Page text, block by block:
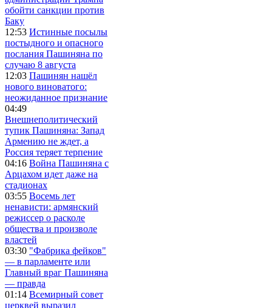
обойти санкции против
Баку
12:53 Истинные посылы
постыдного и опасного
послания Пашиняна по
случаю 8 августа
12:03 Пашинян нашёл
нового виноватого:
неожиданное признание
04:49
Внешнеполитический
тупик Пашиняна: Запад
Армению не ждет, а
Россия теряет терпение
04:16 Война Пашиняна с
Арцахом идет даже на
стадионах
03:55 Восемь лет
ненависти: армянский
режиссер о расколе
общества и произволе
властей
03:30 "Фабрика фейков"
— в парламенте или
Главный враг Пашиняна
— правда
01:14 Всемирный совет
церквей выразил